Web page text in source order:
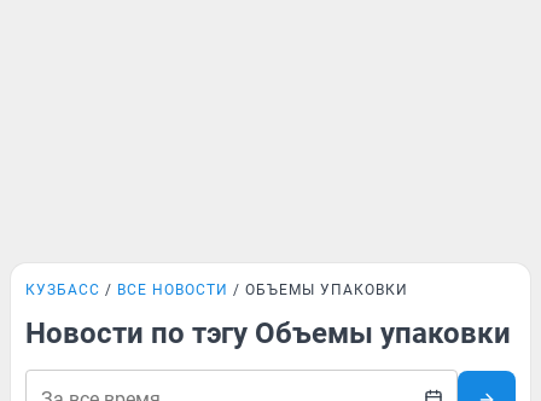
КУЗБАСС ВСЕ НОВОСТИ ОБЪЕМЫ УПАКОВКИ
Новости по тэгу Объемы упаковки